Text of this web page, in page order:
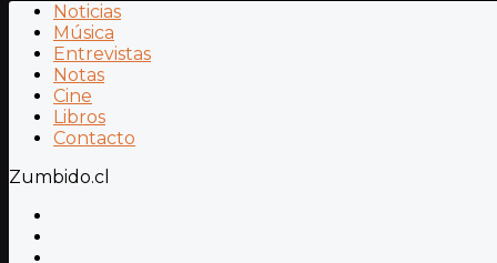
Noticias
Música
Entrevistas
Notas
Cine
Libros
Contacto
Zumbido.cl